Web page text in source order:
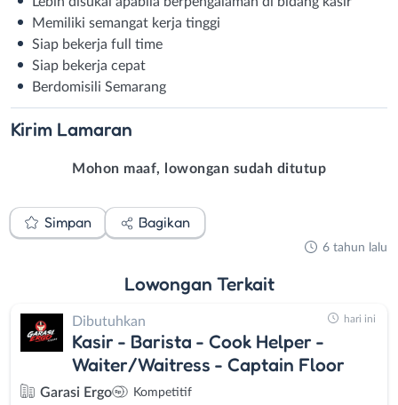
Memiliki semangat kerja tinggi
Siap bekerja full time
Siap bekerja cepat
Berdomisili Semarang
Kirim Lamaran
Mohon maaf, lowongan sudah ditutup
Simpan Bagikan
6 tahun lalu
Lowongan Terkait
Dibutuhkan
Kasir - Barista - Cook Helper -
Waiter/Waitress - Captain Floor
Garasi Ergo Kompetitif
hari ini